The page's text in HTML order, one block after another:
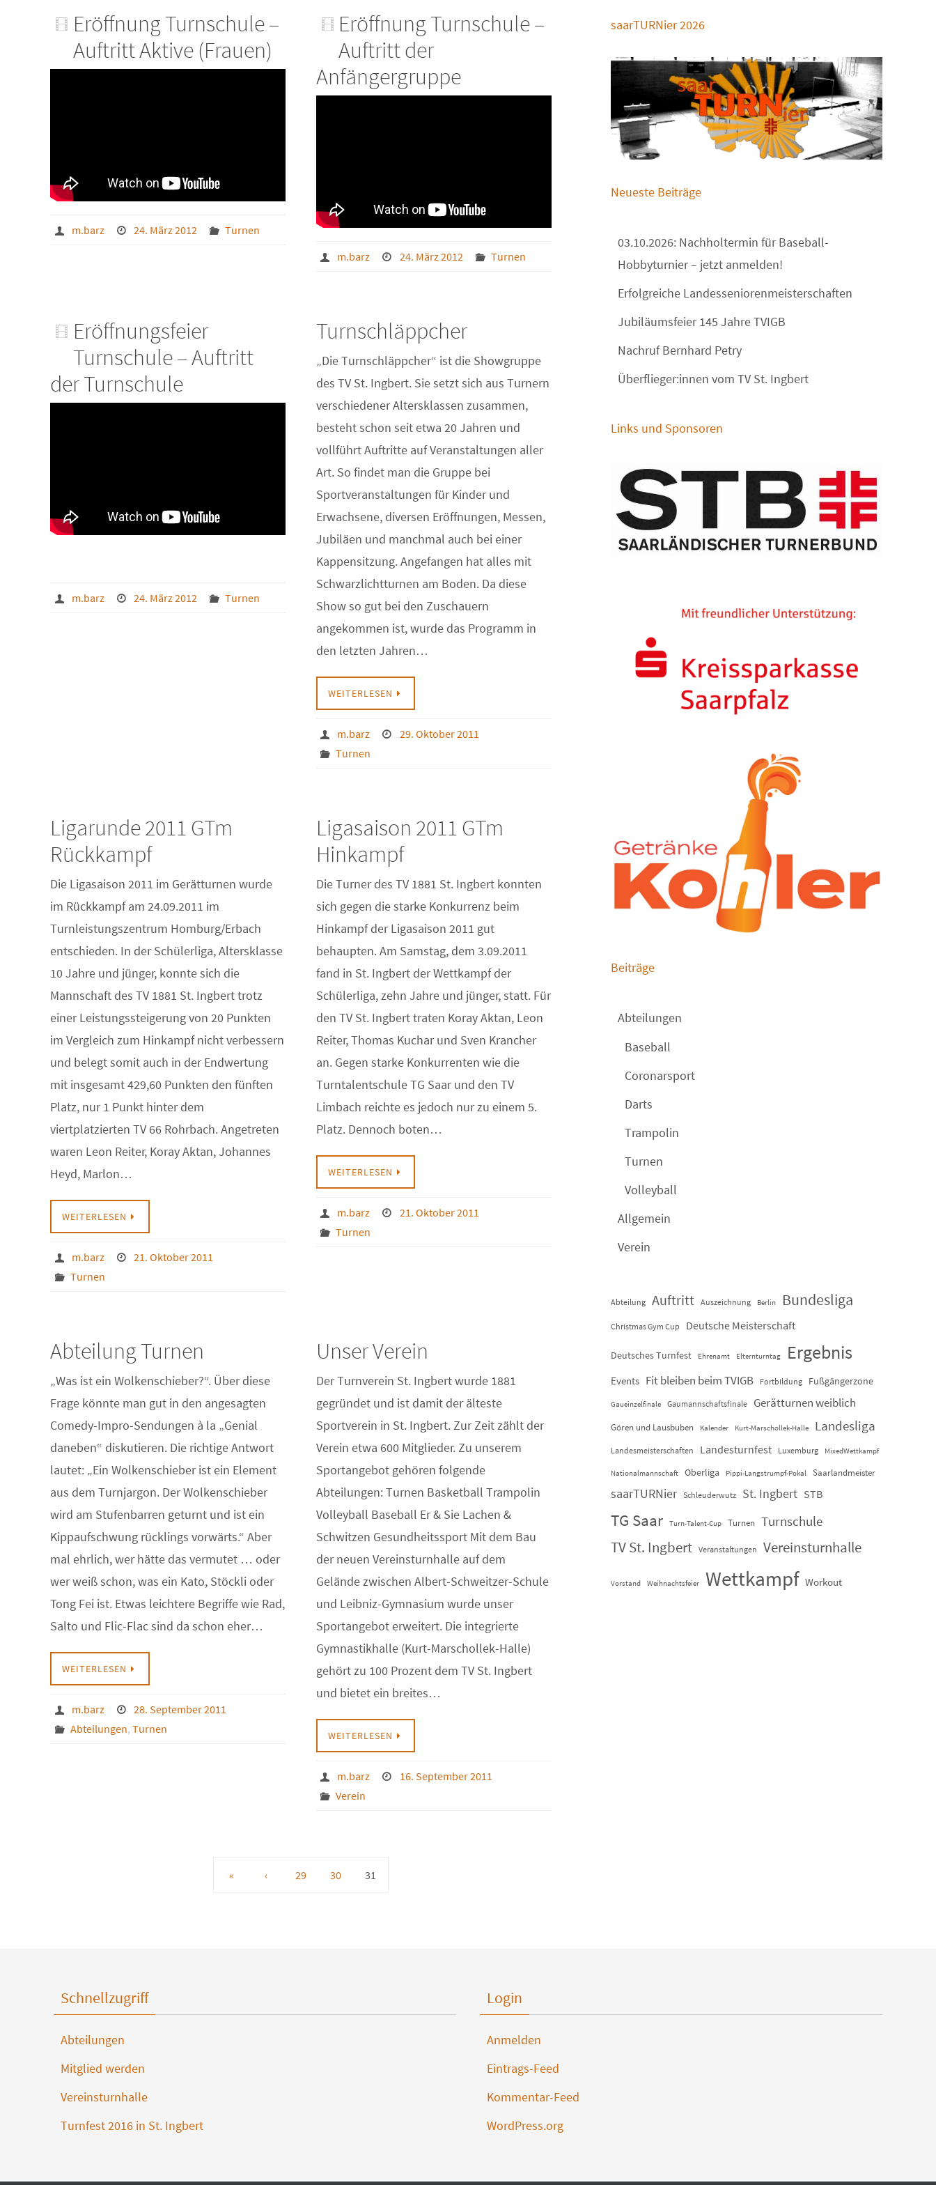
Eröffnung Turnschule –
Auftritt Aktive (Frauen)
m.barz 24. März 2012 Turnen
Eröffnung Turnschule –
Auftritt der
Anfängergruppe
m.barz 24. März 2012 Turnen
Eröffnungsfeier
Turnschule – Auftritt
der Turnschule
m.barz 24. März 2012 Turnen
Turnschläppcher
„Die Turnschläppcher“ ist die Showgruppe
des TV St. Ingbert. Sie setzt sich aus Turnern
verschiedener Altersklassen zusammen,
besteht schon seit etwa 20 Jahren und
vollführt Auftritte auf Veranstaltungen aller
Art. So findet man die Gruppe bei
Sportveranstaltungen für Kinder und
Erwachsene, diversen Eröffnungen, Messen,
Jubiläen und manchmal auch bei einer
Kappensitzung. Angefangen hat alles mit
Schwarzlichtturnen am Boden. Da diese
Show so gut bei den Zuschauern
angekommen ist, wurde das Programm in
den letzten Jahren…
WEITERLESEN
m.barz
29. Oktober 2011
Turnen
Ligarunde 2011 GTm
Rückkampf
Die Ligasaison 2011 im Gerätturnen wurde
im Rückkampf am 24.09.2011 im
Turnleistungszentrum Homburg/Erbach
entschieden. In der Schülerliga, Altersklasse
10 Jahre und jünger, konnte sich die
Mannschaft des TV 1881 St. Ingbert trotz
einer Leistungssteigerung von 20 Punkten
im Vergleich zum Hinkampf nicht verbessern
und belegt somit auch in der Endwertung
mit insgesamt 429,60 Punkten den fünften
Platz, nur 1 Punkt hinter dem
viertplatzierten TV 66 Rohrbach. Angetreten
waren Leon Reiter, Koray Aktan, Johannes
Heyd, Marlon…
WEITERLESEN
m.barz
21. Oktober 2011
Turnen
Ligasaison 2011 GTm
Hinkampf
Die Turner des TV 1881 St. Ingbert konnten
sich gegen die starke Konkurrenz beim
Hinkampf der Ligasaison 2011 gut
behaupten. Am Samstag, dem 3.09.2011
fand in St. Ingbert der Wettkampf der
Schülerliga, zehn Jahre und jünger, statt. Für
den TV St. Ingbert traten Koray Aktan, Leon
Reiter, Thomas Kuchar und Sven Krancher
an. Gegen starke Konkurrenten wie die
Turntalentschule TG Saar und den TV
Limbach reichte es jedoch nur zu einem 5.
Platz. Dennoch boten…
WEITERLESEN
m.barz
21. Oktober 2011
Turnen
Abteilung Turnen
„Was ist ein Wolkenschieber?“. Über diese
Frage könnte man gut in den angesagten
Comedy-Impro-Sendungen à la „Genial
daneben“ diskutieren. Die richtige Antwort
lautet: „Ein Wolkenschieber ist ein Element
aus dem Turnjargon. Der Wolkenschieber
wird am Stufenbarren geturnt und ist ein
Kippaufschwung rücklings vorwärts.“ Aber
mal ehrlich, wer hätte das vermutet … oder
wer weiß schon, was ein Kato, Stöckli oder
Tong Fei ist. Etwas leichtere Begriffe wie Rad,
Salto und Flic-Flac sind da schon eher…
WEITERLESEN
m.barz
28. September 2011
Abteilungen, Turnen
Unser Verein
Der Turnverein St. Ingbert wurde 1881
gegründet und ist damit der älteste
Sportverein in St. Ingbert. Zur Zeit zählt der
Verein etwa 600 Mitglieder. Zu unserem
Sportangebot gehören folgende
Abteilungen: Turnen Basketball Trampolin
Volleyball Baseball Er & Sie Lachen &
Schwitzen Gesundheitssport Mit dem Bau
der neuen Vereinsturnhalle auf dem
Gelände zwischen Albert-Schweitzer-Schule
und Leibniz-Gymnasium wurde unser
Sportangebot erweitert. Die integrierte
Gymnastikhalle (Kurt-Marschollek-Halle)
gehört zu 100 Prozent dem TV St. Ingbert
und bietet ein breites…
WEITERLESEN
m.barz
16. September 2011
Verein
« ‹ 29 30 31
saarTURNier 2026
Neueste Beiträge
03.10.2026: Nachholtermin für Baseball-
Hobbyturnier – jetzt anmelden!
Erfolgreiche Landesseniorenmeisterschaften
Jubiläumsfeier 145 Jahre TVIGB
Nachruf Bernhard Petry
Überflieger:innen vom TV St. Ingbert
Links und Sponsoren
Beiträge
Abteilungen
Baseball
Coronarsport
Darts
Trampolin
Turnen
Volleyball
Allgemein
Verein
Abteilung Auftritt Auszeichnung Berlin Bundesliga
Christmas Gym Cup Deutsche Meisterschaft
Deutsches Turnfest Ehrenamt Elternturntag Ergebnis
Events Fit bleiben beim TVIGB Fortbildung Fußgängerzone
Gaueinzelfinale Gaumannschaftsfinale Gerätturnen weiblich
Gören und Lausbuben Kalender Kurt-Marschollek-Halle Landesliga
Landesmeisterschaften Landesturnfest Luxemburg MixedWettkampf
Nationalmannschaft Oberliga Pippi-Langstrumpf-Pokal Saarlandmeister
saarTURNier Schleuderwutz St. Ingbert STB
TG Saar Turn-Talent-Cup Turnen Turnschule
TV St. Ingbert Veranstaltungen Vereinsturnhalle
Vorstand Weihnachtsfeier Wettkampf Workout
Schnellzugriff
Abteilungen
Mitglied werden
Vereinsturnhalle
Turnfest 2016 in St. Ingbert
Login
Anmelden
Eintrags-Feed
Kommentar-Feed
WordPress.org